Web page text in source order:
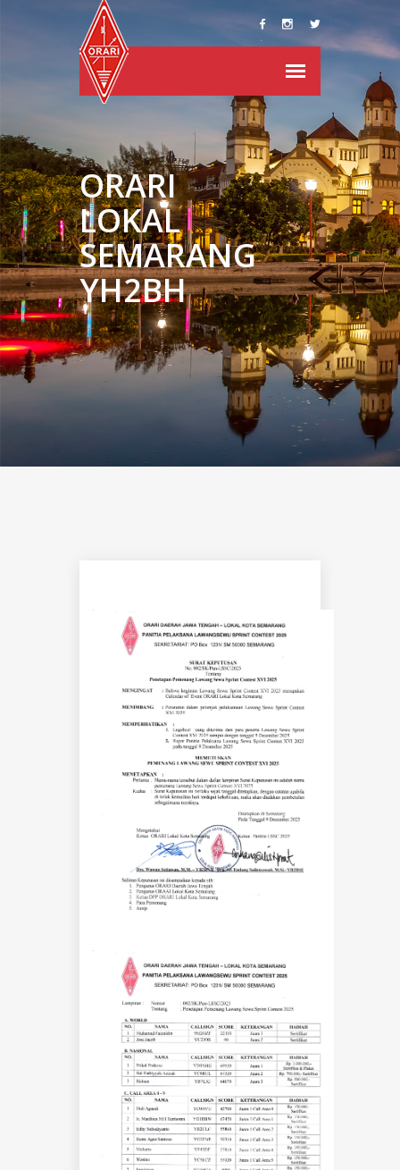
ORARI
LOKAL
SEMARANG
YH2BH